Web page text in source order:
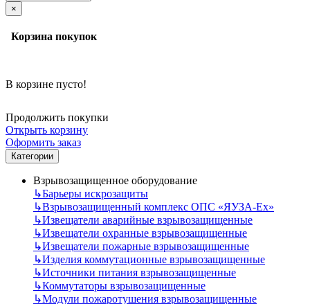
×
Корзина покупок
В корзине пусто!
Продолжить покупки
Открыть корзину
Оформить заказ
Категории
Взрывозащищенное оборудование
↳Барьеры искрозащиты
↳Взрывозащищенный комплекс ОПС «ЯУЗА-Ех»
↳Извещатели аварийные взрывозащищенные
↳Извещатели охранные взрывозащищенные
↳Извещатели пожарные взрывозащищенные
↳Изделия коммутационные взрывозащищенные
↳Источники питания взрывозащищенные
↳Коммутаторы взрывозащищенные
↳Модули пожаротушения взрывозащищенные